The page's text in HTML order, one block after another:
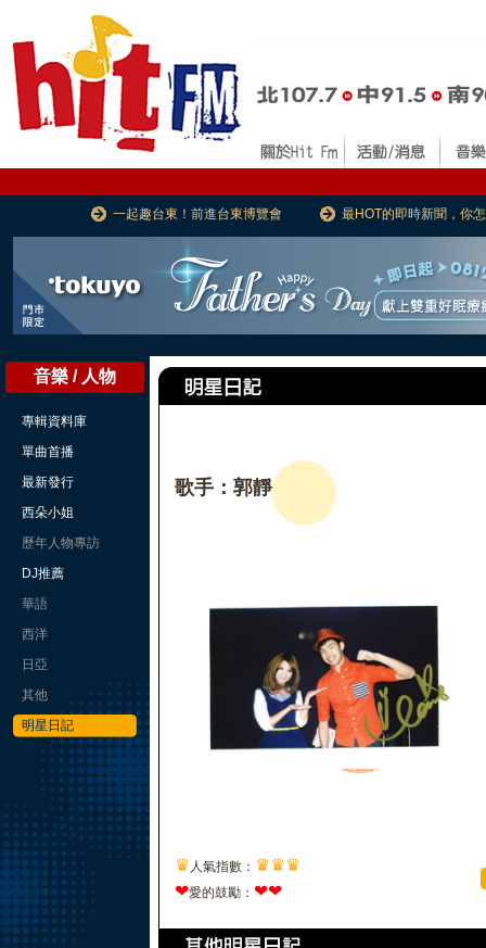
一起趣台東！前進台東博覽會 最HOT的即時新聞，你
音樂 / 人物
專輯資料庫
單曲首播
最新發行
西朵小姐
歷年人物專訪
DJ推薦
華語
西洋
日亞
其他
明星日記
歌手：郭靜
♛ 人氣指數： ♛♛♛
❤愛的鼓勵： ❤❤